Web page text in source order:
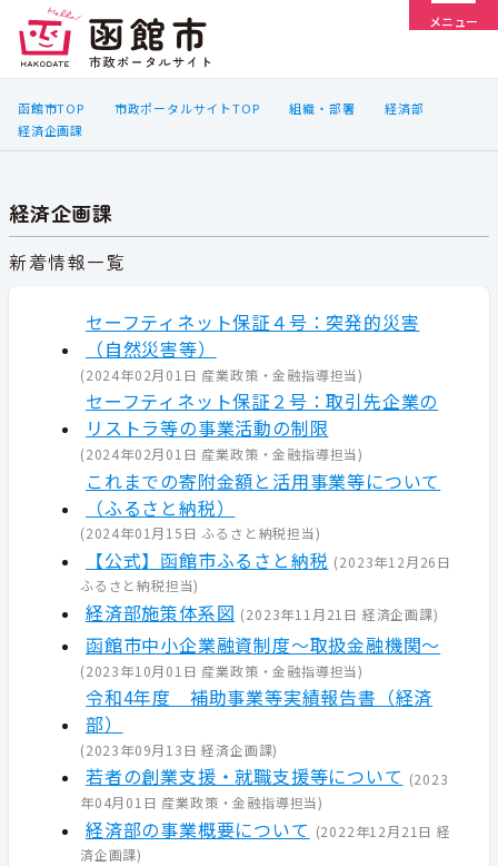
メニュー
函館市TOP 市政ポータルサイトTOP 組織・部署
経済部
経済企画課
経済企画課
新着情報一覧
セーフティネット保証４号：突発的災害
（自然災害等）
(2024年02月01日 産業政策・金融指導担当)
セーフティネット保証２号：取引先企業の
リストラ等の事業活動の制限
(2024年02月01日 産業政策・金融指導担当)
これまでの寄附金額と活用事業等について
（ふるさと納税）
(2024年01月15日 ふるさと納税担当)
【公式】函館市ふるさと納税 (2023年12月26日
ふるさと納税担当)
経済部施策体系図 (2023年11月21日 経済企画課)
函館市中小企業融資制度～取扱金融機関～
(2023年10月01日 産業政策・金融指導担当)
令和4年度 補助事業等実績報告書（経済
部）
(2023年09月13日 経済企画課)
若者の創業支援・就職支援等について (2023
年04月01日 産業政策・金融指導担当)
経済部の事業概要について (2022年12月21日 経
済企画課)